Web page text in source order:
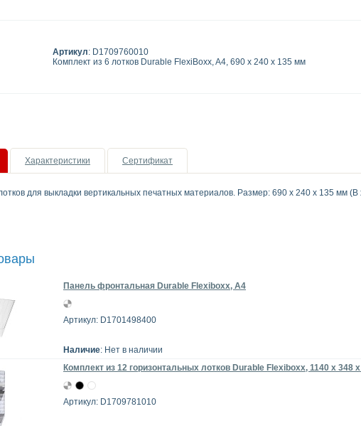
Артикул: D1709760010
Комплект из 6 лотков Durable FlexiBoxx, A4, 690 x 240 x 135 мм
Характеристики Сертификат
для выкладки вертикальных печатных материалов. Размер: 690 x 240 x 135 мм
Панель фронтальная Durable Flexiboxx, A4
Артикул: D1701498400
Наличие: Нет в наличии
Комплект из 12 горизонтальных лотков Durable Flexiboxx, 1140 x 348
Артикул: D1709781010